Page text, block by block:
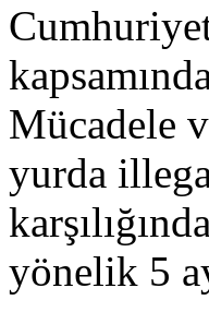
Cumhuriyet
Mücadele
yurda
yönelik 5